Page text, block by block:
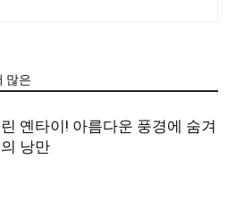
많은
옌타이! 아름다운 풍경에 숨겨
낭만